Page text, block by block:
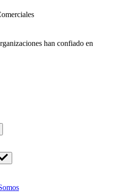
han confiado en